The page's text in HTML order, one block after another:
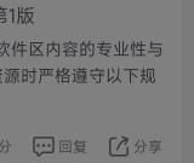
1版
件区内容的专业性与
时严格遵守以下规
回复 分享